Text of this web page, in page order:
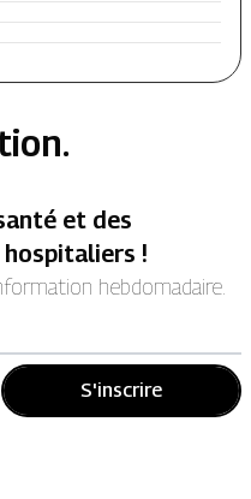
et des
!
hebdomadaire.
S'inscrire